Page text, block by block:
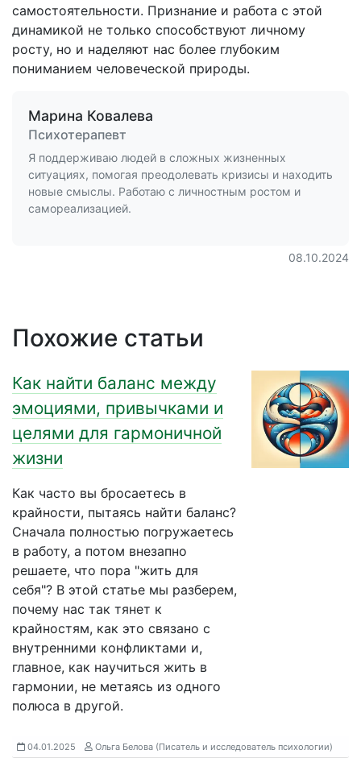
самостоятельности. Признание и работа с этой
динамикой не только способствуют личному
росту, но и наделяют нас более глубоким
пониманием человеческой природы.
Марина Ковалева
Психотерапевт
Я поддерживаю людей в сложных жизненных
ситуациях, помогая преодолевать кризисы и находить
новые смыслы. Работаю с личностным ростом и
самореализацией.
08.10.2024
Похожие статьи
Как найти баланс между
эмоциями, привычками и
целями для гармоничной
жизни
Как часто вы бросаетесь в
крайности, пытаясь найти баланс?
Сначала полностью погружаетесь
в работу, а потом внезапно
решаете, что пора "жить для
себя"? В этой статье мы разберем,
почему нас так тянет к
крайностям, как это связано с
внутренними конфликтами и,
главное, как научиться жить в
гармонии, не метаясь из одного
полюса в другой.
04.01.2025 Ольга Белова (Писатель и исследователь психологии)